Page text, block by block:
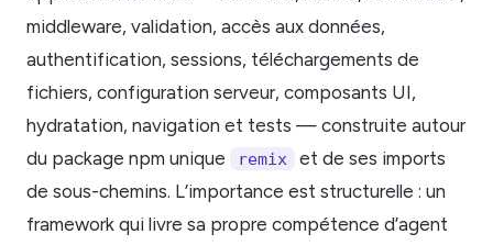
middleware, validation, accès aux données,
authentification, sessions, téléchargements de
fichiers, configuration serveur, composants UI,
hydratation, navigation et tests — construite autour
du package npm unique
remix
et de ses imports
de sous-chemins. L’importance est structurelle : un
framework qui livre sa propre compétence d’agent